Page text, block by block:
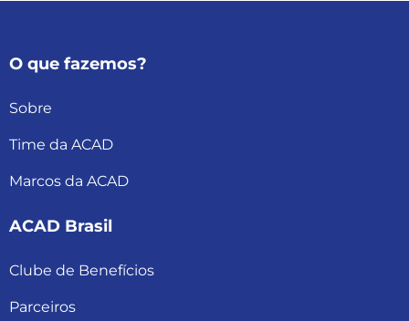
O que fazemos?
Sobre
Time da ACAD
Marcos da ACAD
ACAD Brasil
Clube de Benefícios
Parceiros